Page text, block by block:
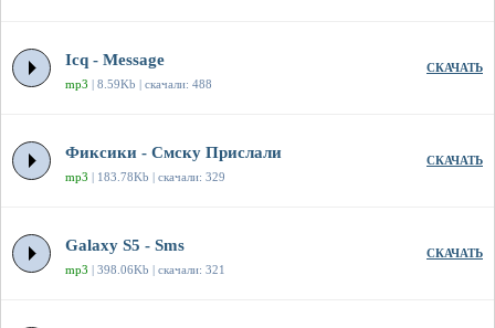
Icq - Message
mp3 | 8.59Kb | скачали: 488
СКАЧАТЬ
Фиксики - Смску Прислали
mp3 | 183.78Kb | скачали: 329
СКАЧАТЬ
Galaxy S5 - Sms
mp3 | 398.06Kb | скачали: 321
СКАЧАТЬ